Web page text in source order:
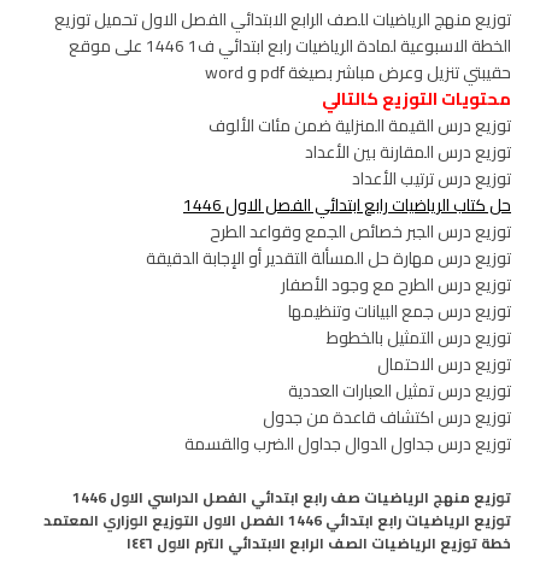
توزيع منهج الرياضيات للصف الرابع الابتدائي الفصل الاول تحميل توزيع
الخطة الاسبوعية لمادة الرياضيات رابع ابتدائي ف1 1446 على موقع
حقيبتي تنزيل وعرض مباشر بصيغة pdf و word
محتويات التوزيع كالتالي
توزيع درس القيمة المنزلية ضمن مئات الألوف
توزيع درس المقارنة بين الأعداد
توزيع درس ترتيب الأعداد
حل كتاب الرياضيات رابع ابتدائي الفصل الاول 1446
توزيع درس الجبر خصائص الجمع وقواعد الطرح
توزيع درس مهارة حل المسألة التقدير أو الإجابة الدقيقة
توزيع درس الطرح مع وجود الأصفار
توزيع درس جمع البيانات وتنظيمها
توزيع درس التمثيل بالخطوط
توزيع درس الاحتمال
توزيع درس تمثيل العبارات العددية
توزيع درس اكتشاف قاعدة من جدول
توزيع درس جداول الدوال جداول الضرب والقسمة
توزيع منهج الرياضيات صف رابع ابتدائي الفصل الدراسي الاول 1446
توزيع الرياضيات رابع ابتدائي 1446 الفصل الاول التوزيع الوزاري المعتمد
خطة توزيع الرياضيات الصف الرابع الابتدائي الترم الاول ١٤٤٦